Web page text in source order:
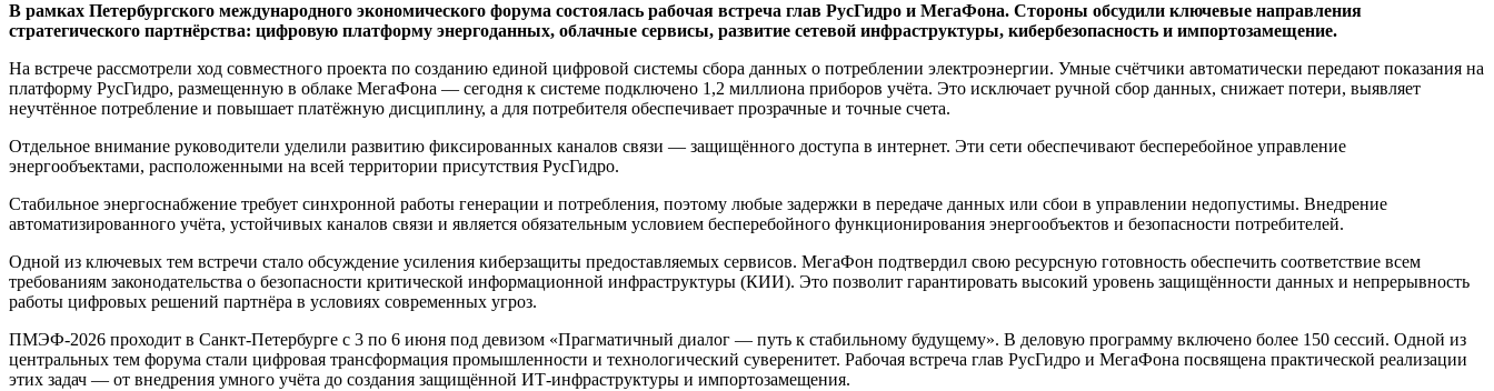
В рамках Петербургского международного экономического форума состоялась рабочая встреча глав РусГидро и МегаФона. Стороны обсудили ключевые направления
стратегического партнёрства: цифровую платформу энергоданных, облачные сервисы, развитие сетевой инфраструктуры, кибербезопасность и импортозамещение.
На встрече рассмотрели ход совместного проекта по созданию единой цифровой системы сбора данных о потреблении электроэнергии. Умные счётчики автоматически передают показания на
платформу РусГидро, размещенную в облаке МегаФона — сегодня к системе подключено 1,2 миллиона приборов учёта. Это исключает ручной сбор данных, снижает потери, выявляет
неучтённое потребление и повышает платёжную дисциплину, а для потребителя обеспечивает прозрачные и точные счета.
Отдельное внимание руководители уделили развитию фиксированных каналов связи — защищённого доступа в интернет. Эти сети обеспечивают бесперебойное управление
энергообъектами, расположенными на всей территории присутствия РусГидро.
Стабильное энергоснабжение требует синхронной работы генерации и потребления, поэтому любые задержки в передаче данных или сбои в управлении недопустимы. Внедрение
автоматизированного учёта, устойчивых каналов связи и является обязательным условием бесперебойного функционирования энергообъектов и безопасности потребителей.
Одной из ключевых тем встречи стало обсуждение усиления киберзащиты предоставляемых сервисов. МегаФон подтвердил свою ресурсную готовность обеспечить соответствие всем
требованиям законодательства о безопасности критической информационной инфраструктуры (КИИ). Это позволит гарантировать высокий уровень защищённости данных и непрерывность
работы цифровых решений партнёра в условиях современных угроз.
ПМЭФ-2026 проходит в Санкт-Петербурге с 3 по 6 июня под девизом «Прагматичный диалог — путь к стабильному будущему». В деловую программу включено более 150 сессий. Одной из
центральных тем форума стали цифровая трансформация промышленности и технологический суверенитет. Рабочая встреча глав РусГидро и МегаФона посвящена практической реализации
этих задач — от внедрения умного учёта до создания защищённой ИТ-инфраструктуры и импортозамещения.